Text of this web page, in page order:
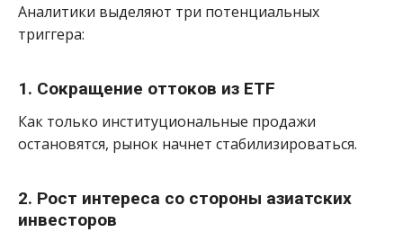
Аналитики выделяют три потенциальных
триггера:
1. Сокращение оттоков из ETF
Как только институциональные продажи
остановятся, рынок начнет стабилизироваться.
2. Рост интереса со стороны азиатских
инвесторов